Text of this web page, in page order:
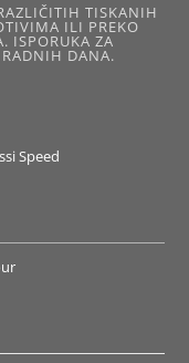
TISKANIH
ILI PREKO
ISPORUKA ZA
RADNIH DANA.
Speed